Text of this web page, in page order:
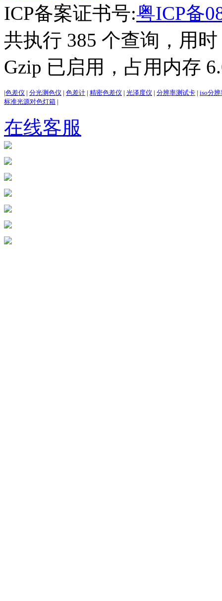
ICP备案证书号:粤ICP备
共执行 385 个查询，用
Gzip 已启用，占用内存
|色差仪 | 分光测色仪 | 色差计 | 精密色差仪 | 光泽度仪 | 分辨率测试卡 | iso分
标准光源对色灯箱 |
在线客服